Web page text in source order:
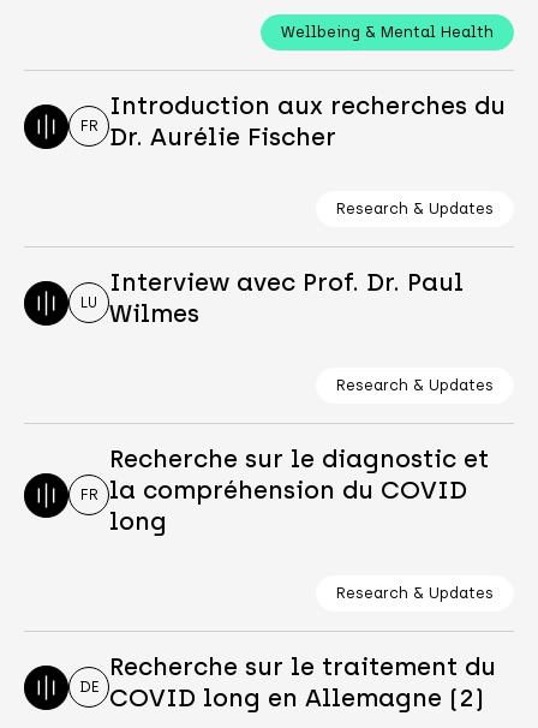
Wellbeing & Mental Health
FR
Introduction aux recherches du
Dr. Aurélie Fischer
Research & Updates
LU
Interview avec Prof. Dr. Paul
Wilmes
Research & Updates
FR
Recherche sur le diagnostic et
la compréhension du COVID
long
Research & Updates
DE
Recherche sur le traitement du
COVID long en Allemagne (2)